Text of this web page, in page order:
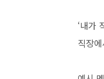
‘내가
직장